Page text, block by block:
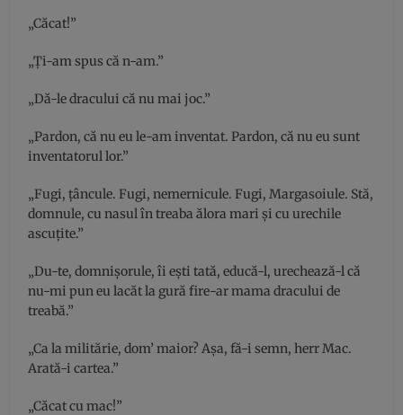
„Căcat!”
„Ţi-am spus că n-am.”
„Dă-le dracului că nu mai joc.”
„Pardon, că nu eu le-am inventat. Pardon, că nu eu sunt
inventatorul lor.”
„Fugi, ţâncule. Fugi, nemernicule. Fugi, Margasoiule. Stă,
domnule, cu nasul în treaba ălora mari şi cu urechile
ascuţite.”
„Du-te, domnişorule, îi eşti tată, educă-l, urechează-l că
nu-mi pun eu lacăt la gură fire-ar mama dracului de
treabă.”
„Ca la militărie, dom’ maior? Aşa, fă-i semn, herr Mac.
Arată-i cartea.”
„Căcat cu mac!”